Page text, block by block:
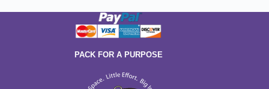
PACK FOR A PURPOSE